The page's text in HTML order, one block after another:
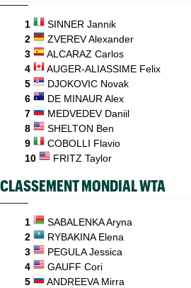
1 SINNER Jannik
2
ZVEREV Alexander
3
ALCARAZ Carlos
4
AUGER-ALIASSIME Felix
5
DJOKOVIC Novak
6
DE MINAUR Alex
7
MEDVEDEV Daniil
8
SHELTON Ben
9
COBOLLI Flavio
10
FRITZ Taylor
CLASSEMENT MONDIAL WTA
1 SABALENKA Aryna
2
RYBAKINA Elena
3
PEGULA Jessica
4
GAUFF Cori
5
ANDREEVA Mirra